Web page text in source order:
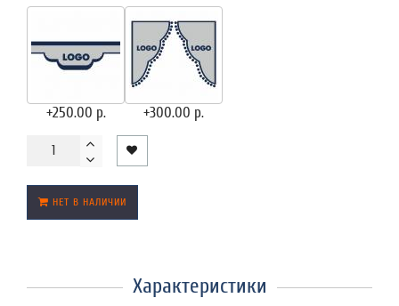
+250.00 р. +300.00 р.
НЕТ В НАЛИЧИИ
Характеристики